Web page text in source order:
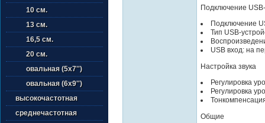
10 см.
13 см.
16,5 см.
20 см.
овальная (5х7'')
овальная (6х9'')
высокочастотная
среднечастотная
Подключение
Подключение
Тип USB-
USB вход: на
Настройка звука
Регулировка
Регулировка
Общие